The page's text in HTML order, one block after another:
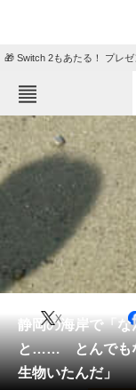
🎁 Switch 2もあたる！ プレ
ねとらぼメニュー
TOP
グルメ
動物
会員記事
メディア
静岡の海岸で「
と…… とんでもな
生物いたんだ」
X